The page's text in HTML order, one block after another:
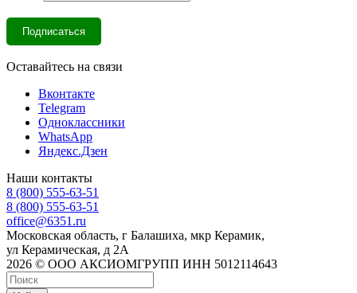
Оставайтесь на связи
Вконтакте
Telegram
Одноклассники
WhatsApp
Яндекс.Дзен
Наши контакты
8 (800) 555-63-51
8 (800) 555-63-51
office@6351.ru
Московская область, г Балашиха, мкр Керамик,
ул Керамическая, д 2А
2026 © ООО АКСИОМГРУПП ИНН 5012114643